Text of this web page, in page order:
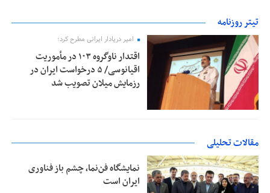
تیتر روزنامه
امیر دریادار ایرانی مطرح کرد؛
اقتدار ناوگروه ۱۰۳ در مأموریت‌
اقیانوسی/ ۵ درخواست ایران در
رزمایش میلان تصویب شد
مقالات تحلیلی
نمایشگاه فن‌نما، چشم باز فناوری
ایران است